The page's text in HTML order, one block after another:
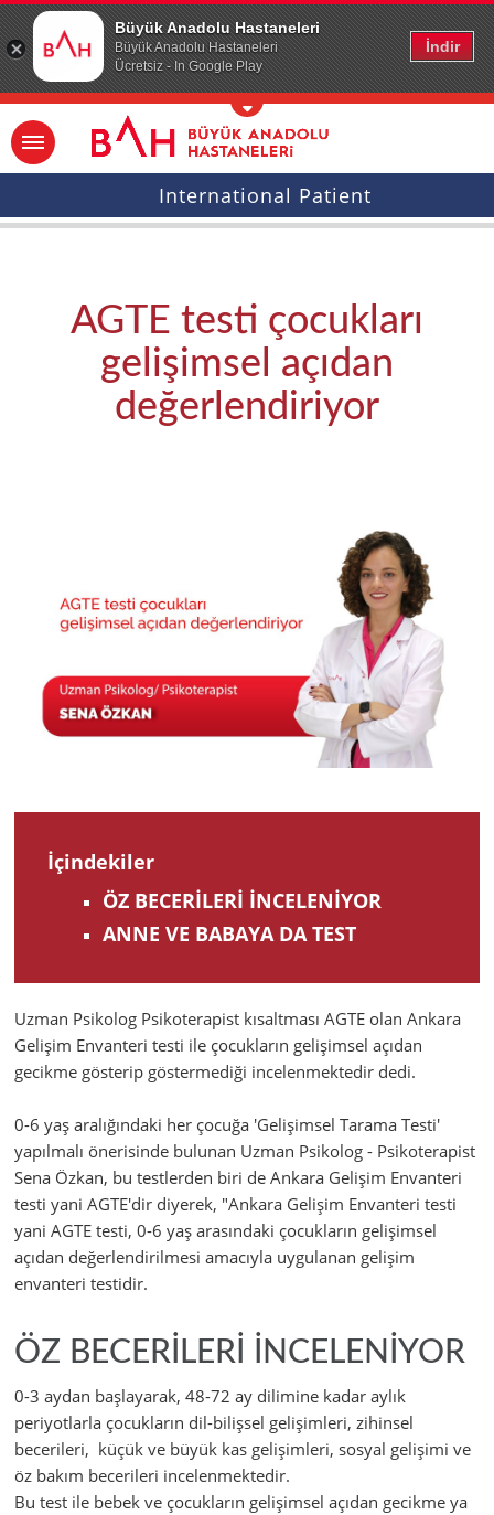
Büyük Anadolu Hastaneleri
Büyük Anadolu Hastaneleri
Ücretsiz - In Google Play
İndir
Ana icerige atla
International Patient
AGTE testi çocukları
gelişimsel açıdan
değerlendiriyor
İçindekiler
ÖZ BECERİLERİ İNCELENİYOR
ANNE VE BABAYA DA TEST
Uzman Psikolog Psikoterapist kısaltması AGTE olan Ankara
Gelişim Envanteri testi ile çocukların gelişimsel açıdan
gecikme gösterip göstermediği incelenmektedir dedi.
0-6 yaş aralığındaki her çocuğa 'Gelişimsel Tarama Testi'
yapılmalı önerisinde bulunan Uzman Psikolog - Psikoterapist
Sena Özkan, bu testlerden biri de Ankara Gelişim Envanteri
testi yani AGTE'dir diyerek, "Ankara Gelişim Envanteri testi
yani AGTE testi, 0-6 yaş arasındaki çocukların gelişimsel
açıdan değerlendirilmesi amacıyla uygulanan gelişim
envanteri testidir.
ÖZ BECERİLERİ İNCELENİYOR
0-3 aydan başlayarak, 48-72 ay dilimine kadar aylık
periyotlarla çocukların dil-bilişsel gelişimleri, zihinsel
becerileri, küçük ve büyük kas gelişimleri, sosyal gelişimi ve
öz bakım becerileri incelenmektedir.
Bu test ile bebek ve çocukların gelişimsel açıdan gecikme ya